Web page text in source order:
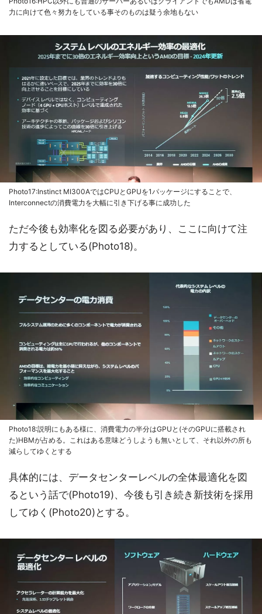
力に向けて色々努力をしている事そのものは疑う余地もない
Photo17:Instinct MI300AではCPUとGPUを1パッケージにすることで、
Interconnectの消費電力を大幅に引き下げる事に成功した
ただ今後も効率化を図る必要があり、ここに向けて注
力するとしている(Photo18)。
Photo18:説明にもある様に、消費電力の半分はGPUと(そのGPUに搭載され
た)HBMが占める。これはある意味どうしようも無いとして、それ以外の所も
減らしてゆくとする
具体的には、データセンターレベルの全体最適化を図
るという話で(Photo19)、今後も引き続き新技術を採用
してゆく(Photo20)とする。